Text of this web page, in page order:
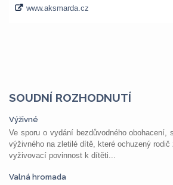
SOUDNÍ ROZHODNUTÍ
Výživné
Ve sporu o vydání bezdůvodného
výživného na zletilé dítě, které ochuzený
vyživovací povinnost k dítěti...
Valná hromada